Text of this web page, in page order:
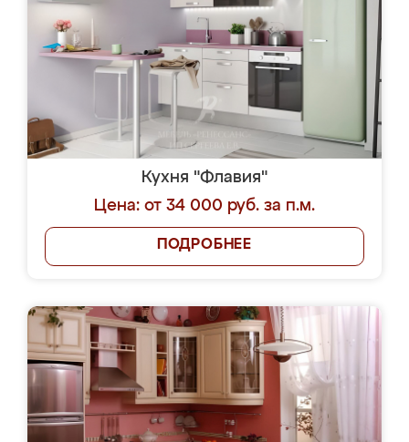
Кухня "Флавия"
Цена: от 34 000 руб. за п.м.
ПОДРОБНЕЕ